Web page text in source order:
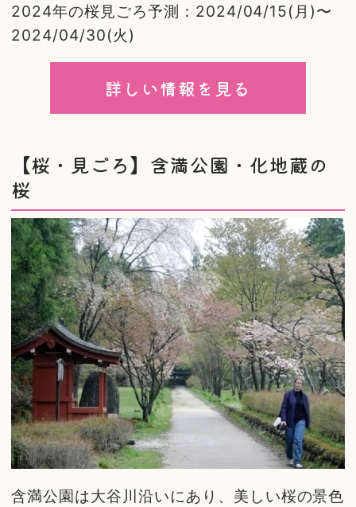
2024年の桜見ごろ予測：2024/04/15(月)〜
2024/04/30(火)
詳しい情報を見る
【桜・見ごろ】含満公園・化地蔵の
桜
含満公園は大谷川沿いにあり、美しい桜の景色